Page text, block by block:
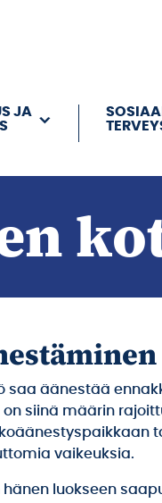
JA
saa äänestää
siinä määrin
vaikeuksia.
hänen luokseen